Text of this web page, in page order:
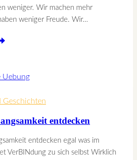
weniger. Wir machen mehr
weniger Freude. Wir…
Geschichten
entdecken
entdecken egal was im
VerBINdung zu sich selbst Wirklich